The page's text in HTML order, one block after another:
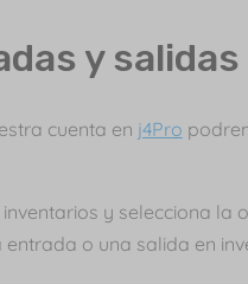
y
cuenta en j4Pro
y selecciona
entrada o una salida en